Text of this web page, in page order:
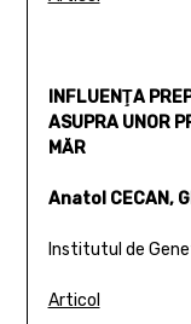
INFLUENŢA
ASUPRA UNOR
MĂR
Anatol CECAN,
Institutul de
Articol